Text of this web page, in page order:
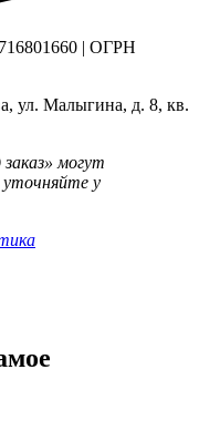
| ОГРН
ул. Малыгина, д. 8, кв.
могут
у